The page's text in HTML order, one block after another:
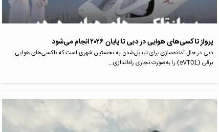
پرواز تاکسی‌های هوایی در دبی تا پایان ۲۰۲۶ انجام می‌شود
دبی در حال آماده‌سازی برای تبدیل‌شدن به نخستین شهری است که تاکسی‌های هوایی
برقی (eVTOL) را به‌صورت تجاری راه‌اندازی…